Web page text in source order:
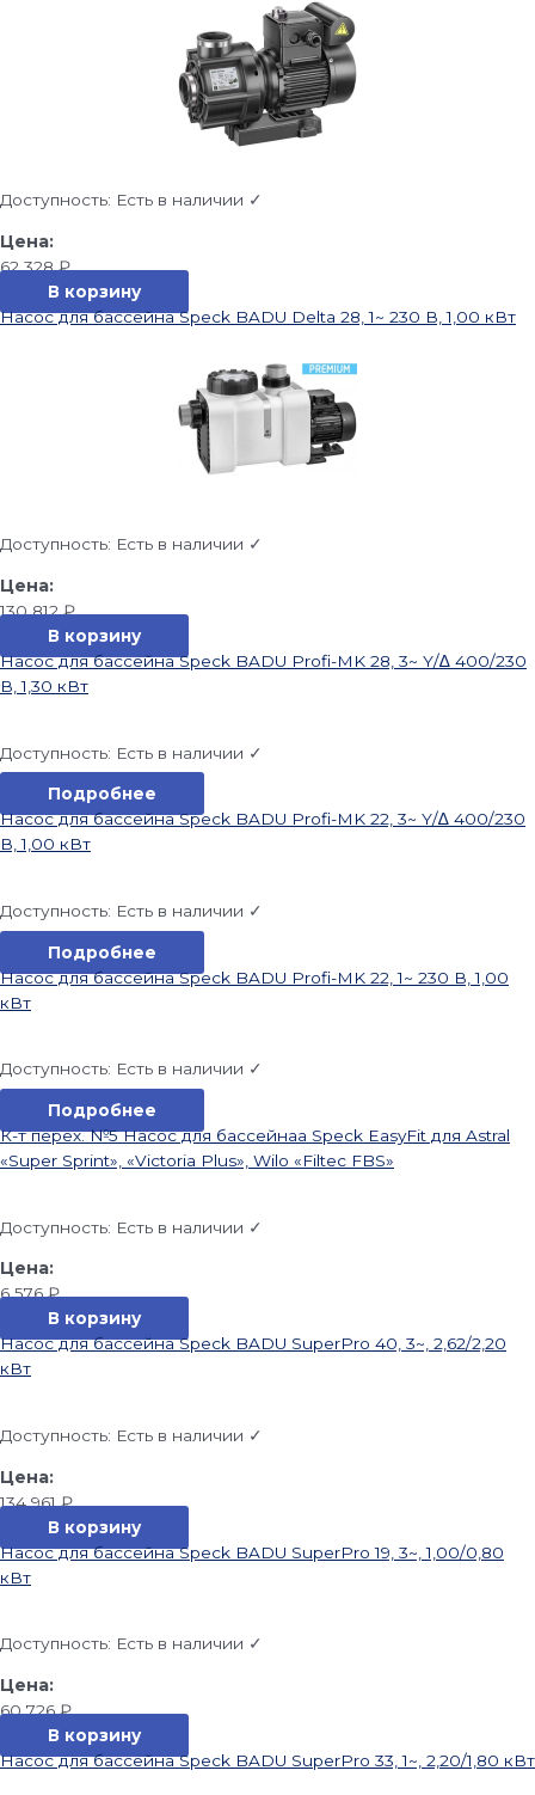
Доступность: Есть в наличии ✓
62 328₽
В корзину
Насос для бассейна Speck BADU Delta 28, 1~ 230 В, 1,00 кВт
Доступность: Есть в наличии ✓
130 812₽
В корзину
Насос для бассейна Speck BADU Profi-MK 28, 3~ Y/∆ 400/230
В, 1,30 кВт
Доступность: Есть в наличии ✓
Подробнее
Насос для бассейна Speck BADU Profi-MK 22, 3~ Y/∆ 400/230
В, 1,00 кВт
Доступность: Есть в наличии ✓
Подробнее
Насос для бассейна Speck BADU Profi-MK 22, 1~ 230 В, 1,00
кВт
Доступность: Есть в наличии ✓
Подробнее
К-т перех. №5 Насос для бассейнаа Speck EasyFit для Astral
«Super Sprint», «Victoria Plus», Wilo «Filtec FBS»
Доступность: Есть в наличии ✓
6 576₽
В корзину
Насос для бассейна Speck BADU SuperPro 40, 3~, 2,62/2,20
кВт
Доступность: Есть в наличии ✓
134 961₽
В корзину
Насос для бассейна Speck BADU SuperPro 19, 3~, 1,00/0,80
кВт
Доступность: Есть в наличии ✓
60 726₽
В корзину
Насос для бассейна Speck BADU SuperPro 33, 1~, 2,20/1,80 кВт